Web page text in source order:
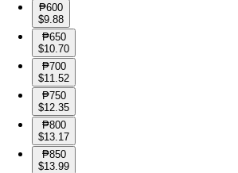
₱600
$9.88
₱650
$10.70
₱700
$11.52
₱750
$12.35
₱800
$13.17
₱850
$13.99